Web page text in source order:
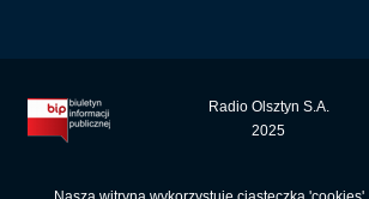
Radio Olsztyn S.A.
2025